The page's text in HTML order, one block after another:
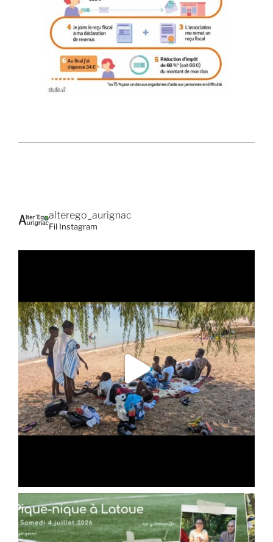
alterego_aurignac
Fil Instagram